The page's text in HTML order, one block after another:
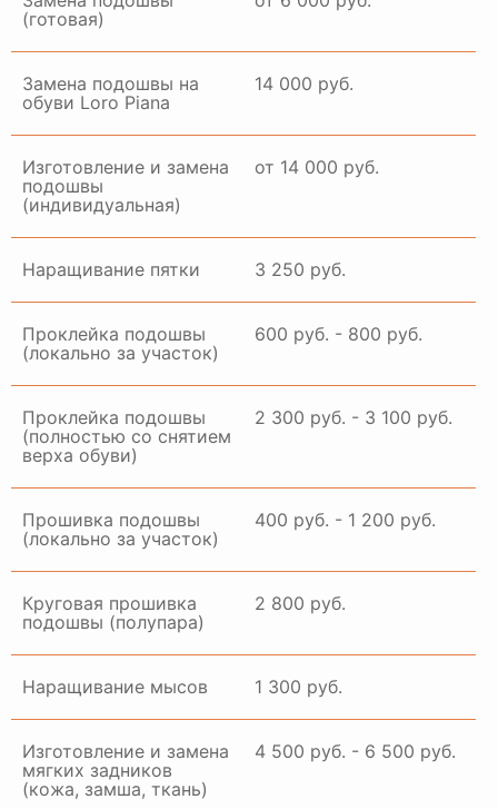
(готовая)
Замена подошвы на
обуви Loro Piana
14 000 руб.
Изготовление и замена
подошвы
(индивидуальная)
от 14 000 руб.
Наращивание пятки 3 250 руб.
Проклейка подошвы
(локально за участок)
600 руб. - 800 руб.
Проклейка подошвы
(полностью со снятием
верха обуви)
2 300 руб. - 3 100 руб.
Прошивка подошвы
(локально за участок)
400 руб. - 1 200 руб.
Круговая прошивка
подошвы (полупара)
2 800 руб.
Наращивание мысов 1 300 руб.
Изготовление и замена
мягких задников
(кожа, замша, ткань)
4 500 руб. - 6 500 руб.